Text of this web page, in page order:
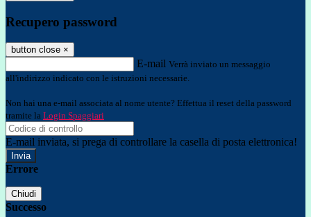
Recupero password
button close ×
E-mail Verrà inviato un messaggio
all'indirizzo indicato con le istruzioni necessarie.
Non hai una e-mail associata al nome utente? Effettua il reset della password
tramite la Login Spaggiari
E-mail inviata, si prega di controllare la casella di posta elettronica!
Errore
Chiudi
Successo